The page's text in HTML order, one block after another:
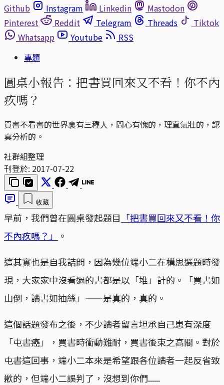
Github
Instagram Linkedin
Mastodon
Pinterest
Reddit Telegram Threads
Tiktok
Whatsapp
Youtube
RSS
專題
圓桌小報告：把書買回來又不看！你不內
疚嗎？
買書不看書的世界裏有三種人，問心有愧的，理直氣壯的，認
真分析的。
社群組整理
刊登於: 2017-07-22
收藏
早前，我們曾在圓桌發起題目 「把書買回來又不看！你
不內疚嗎？」
。
這其實也是自我詰問，因為幾位端小二在構思選題時發
現，大家家中沒看過的書都是以「堆」計的。「買書如
山倒，讀書如抽絲」——是真的，真的。
這個話題發布之後，不少讀者留言坦承自己患有深度
「屯書癌」，買書時衝動難耐，買書後束之高閣。對於
屯書這回事，端小二本來是希望跟各位讀者一起反省致
歉的，但端小二誤判了，沒想到你們......